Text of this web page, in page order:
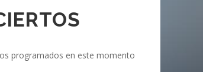
programados en este momento